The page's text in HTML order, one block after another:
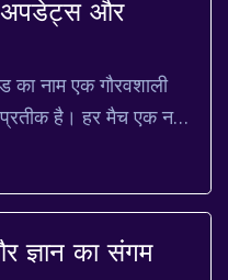
अपडेट्स और
का नाम एक गौरवशाली
प्रतीक है। हर मैच एक नई
भरता ह...
ज्ञान का संगम